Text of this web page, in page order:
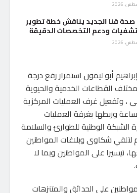
قنا الجديد يناقش خطة تطوير
ودعم التخصصات الدقيقة
أبو ليمون استمرار رفع درجة
القطاعات الخدمية والحيوية
، وتفعيل غرف العمليات المركزية
وربطها بغرفة العمليات
الشبكة الوطنية للطوارئ والسلامة
لتلقي شكاوى وبلاغات المواطنين
تيسيرا على المواطنين وبما لا